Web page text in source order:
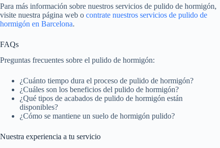
Para más información sobre nuestros servicios de pulido de hormigón,
visite nuestra página web o contrate nuestros servicios de pulido de
hormigón en Barcelona.
FAQs
Preguntas frecuentes sobre el pulido de hormigón:
¿Cuánto tiempo dura el proceso de pulido de hormigón?
¿Cuáles son los beneficios del pulido de hormigón?
¿Qué tipos de acabados de pulido de hormigón están
disponibles?
¿Cómo se mantiene un suelo de hormigón pulido?
Nuestra experiencia a tu servicio